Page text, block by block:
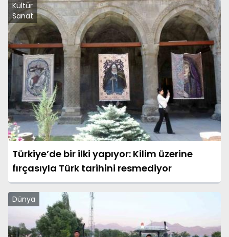
Kültür
Sanat
Türkiye’de bir ilki yapıyor: Kilim üzerine
fırçasıyla Türk tarihini resmediyor
Dünya